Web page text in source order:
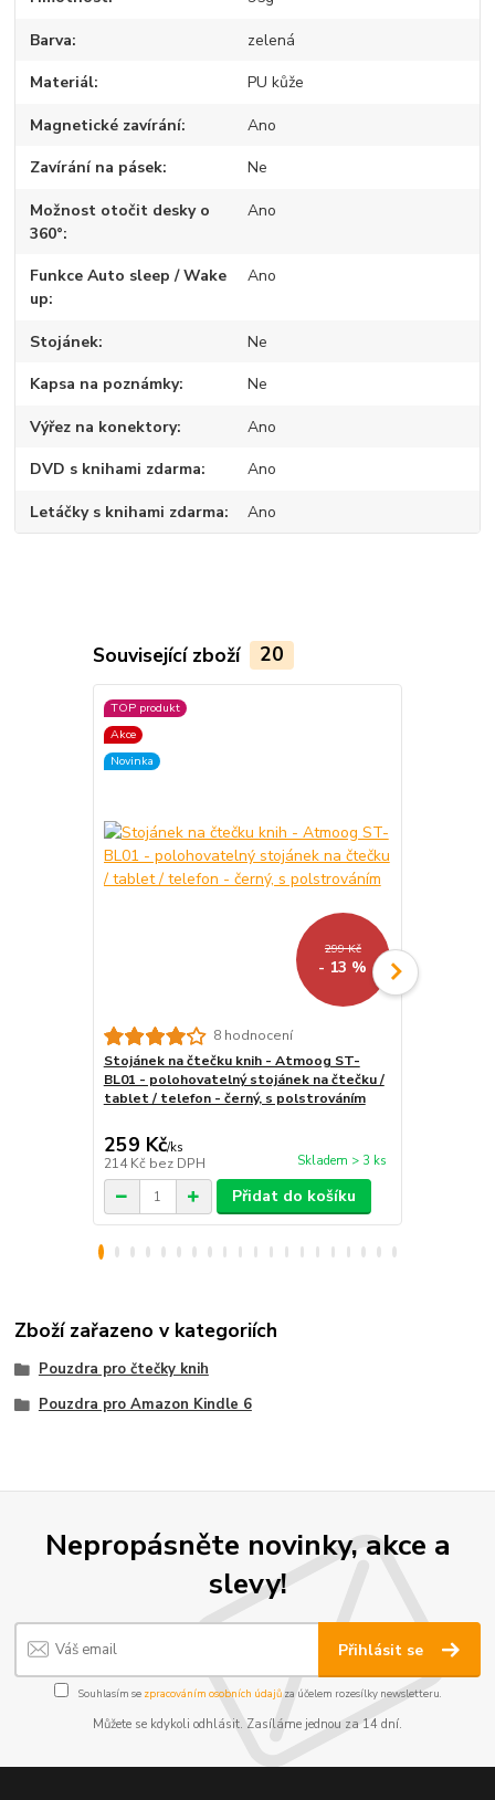
Barva zelená
Materiál PU kůže
Magnetické zavírání Ano
Zavírání na pásek Ne
Možnost otočit desky o
360°
Ano
Funkce Auto sleep / Wake
up
Ano
Stojánek Ne
Kapsa na poznámky Ne
Výřez na konektory Ano
DVD s knihami zdarma Ano
Letáčky s knihami zdarma Ano
Související zboží 20
TOP produkt
Akce
Novinka
299 Kč
- 13 %
8 hodnocení
Stojánek na čtečku knih - Atmoog ST-
BL01 - polohovatelný stojánek na čtečku /
tablet / telefon - černý, s polstrováním
259 Kč/ks
214 Kč bez DPH Skladem > 3 ks
Přidat do košíku
Zboží zařazeno v kategoriích
Pouzdra pro čtečky knih
Pouzdra pro Amazon Kindle 6
Nepropásněte novinky, akce a
slevy!
Přihlásit se
Souhlasím se zpracováním osobních údajůza účelem rozesílky newsletteru.
Můžete se kdykoli odhlásit. Zasíláme jednou za 14 dní.